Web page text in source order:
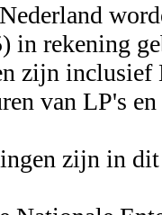
in rekening
zijn inclusief
van LP's
zijn in